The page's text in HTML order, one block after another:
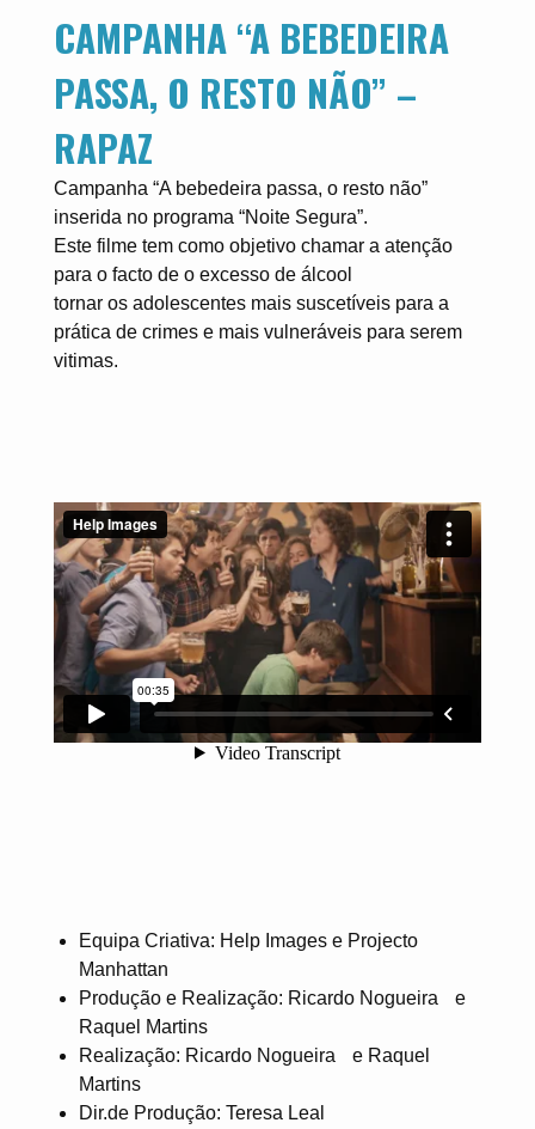
CAMPANHA “A BEBEDEIRA
PASSA, O RESTO NÃO” –
RAPAZ
Campanha “A bebedeira passa, o resto não”
inserida no programa “Noite Segura”.
Este filme tem como objetivo chamar a atenção
para o facto de o excesso de álcool
tornar os adolescentes mais suscetíveis para a
prática de crimes e mais vulneráveis para serem
vitimas.
Equipa Criativa: Help Images e Projecto
Manhattan
Produção e Realização: Ricardo Nogueira e
Raquel Martins
Realização: Ricardo Nogueira e Raquel
Martins
Dir.de Produção: Teresa Leal